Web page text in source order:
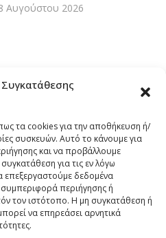
τα cookies για την αποθήκευση ή/
συσκευών. Αυτό το κάνουμε για
και να προβάλλουμε
για τις εν λόγω
επεξεργαστούμε δεδομένα
περιήγησης ή
τον ιστότοπο. Η μη συγκατάθεση ή
να επηρεάσει αρνητικά
Αυγούστου 2026